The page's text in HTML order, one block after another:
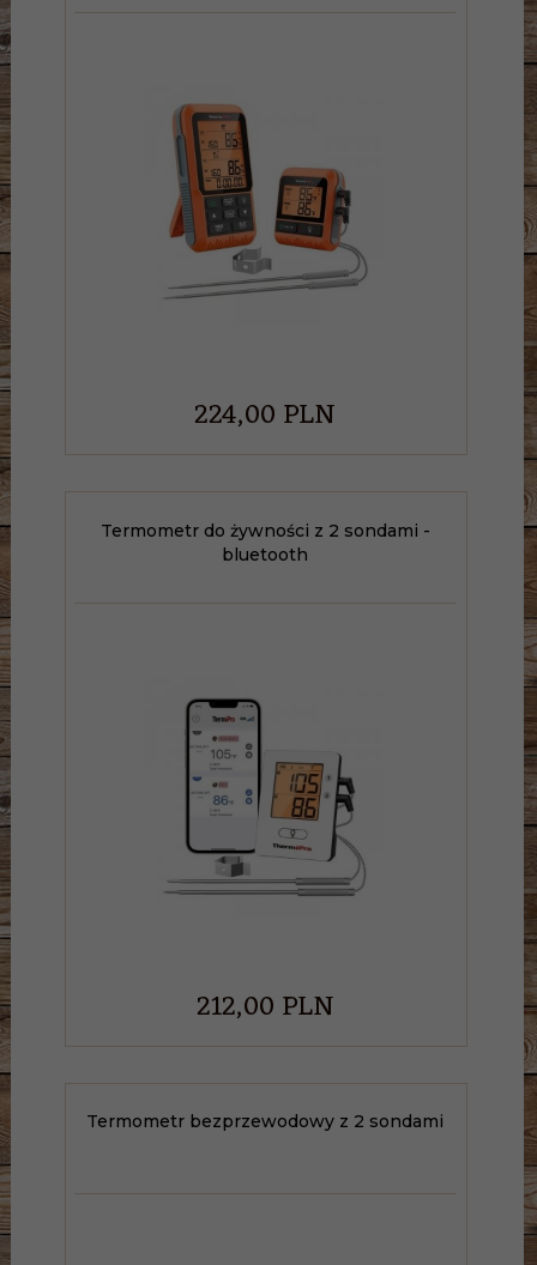
224,00PLN
Termometr do żywności z 2 sondami -
bluetooth
212,00PLN
Termometr bezprzewodowy z 2 sondami